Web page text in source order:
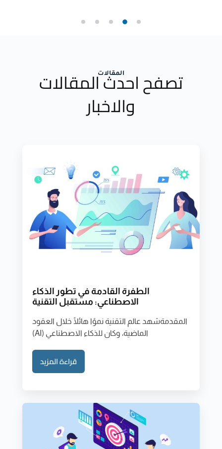
المقالات
تصفح احدث المقالات
والاخبار
الطفرة القادمة في تطور الذكاء
الاصطناعي: مستقبل التقنية
المقدمةشهد عالم التقنية نموًا هائلًا خلال العقود
الماضية، وكان للذكاء الاصطناعي (AI)
قراءة المزيد